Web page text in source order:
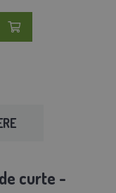
curte -